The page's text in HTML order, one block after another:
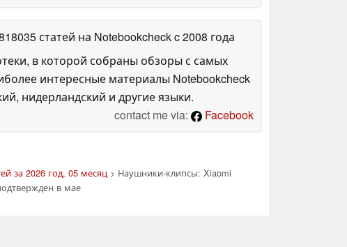
статей на Notebookcheckc 2008 года
в которой собраны обзоры с самых
интересные материалы Notebookcheck
нидерландский и другие языки.
contact me via:
Facebook
за 2026 год, 05 месяц> Наушники-клипсы: Xiaomi
в мае